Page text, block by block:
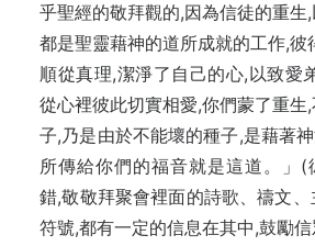
乎聖經的敬拜觀的,因為信徒的重生
都是聖靈藉神的道所成就的工作,彼
順從真理,潔淨了自己的心,以致愛
從心裡彼此切實相愛,你們蒙了重生
子,乃是由於不能壞的種子,是藉著
所傳給你們的福音就是這道。」(
錯,敬敬拜聚會裡面的詩歌、禱文
符號,都有一定的信息在其中,鼓勵信